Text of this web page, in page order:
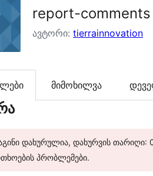
report-comments
ავტორი: tierrainnovation
მიმოხილვა
დახურულია, დახურვის თარიღი:
პრობლემები.